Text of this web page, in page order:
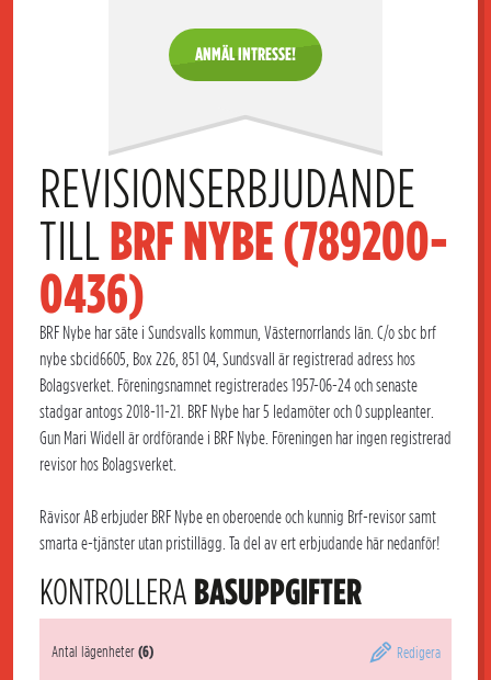
ANMÄL INTRESSE!
REVISIONSERBJUDANDE
TILL BRF NYBE (789200-
0436)
BRF Nybe har säte i Sundsvalls kommun, Västernorrlands län. C/o sbc brf
nybe sbcid6605, Box 226, 851 04, Sundsvall är registrerad adress hos
Bolagsverket. Föreningsnamnet registrerades 1957-06-24 och senaste
stadgar antogs 2018-11-21. BRF Nybe har 5 ledamöter och 0 suppleanter.
Gun Mari Widell är ordförande i BRF Nybe. Föreningen har ingen registrerad
revisor hos Bolagsverket.
Rävisor AB erbjuder BRF Nybe en oberoende och kunnig Brf-revisor samt
smarta e-tjänster utan pristillägg. Ta del av ert erbjudande här nedanför!
KONTROLLERA BASUPPGIFTER
Antal lägenheter(6) Redigera